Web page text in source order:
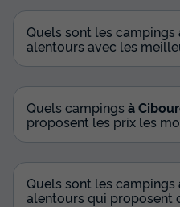
Quels sont les campings
alentours avec les
Quels campings à
proposent les prix les
Quels sont les campings
alentours qui proposent